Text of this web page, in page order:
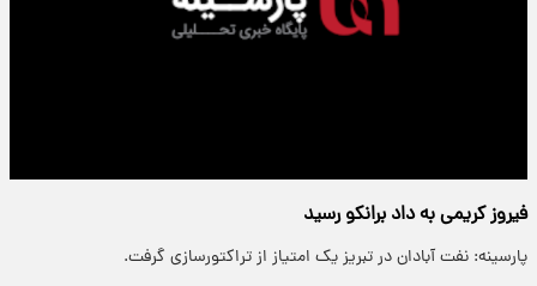
فیروز کریمی به داد برانکو رسید
پارسینه: نفت آبادان در تبریز یک امتیاز از تراکتورسازی گرفت.